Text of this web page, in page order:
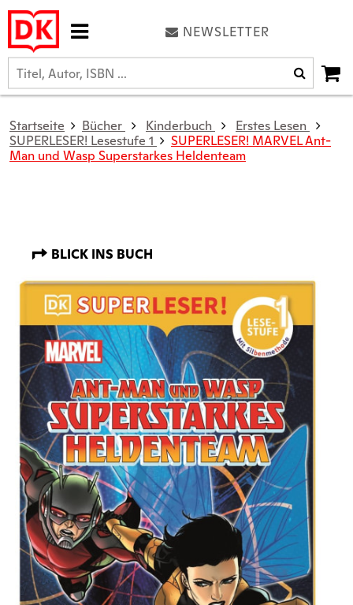
NEWSLETTER
Startseite Bücher Kinderbuch
Erstes Lesen
SUPERLESER! Lesestufe 1
SUPERLESER! MARVEL Ant-
Man und Wasp Superstarkes Heldenteam
BLICK INS BUCH